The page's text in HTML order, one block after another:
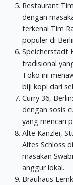
Restaurant
dengan
terkenal Tim
populer di
Speicherstadt
tradisional
Toko ini
biji kopi dari
Curry 36,
dengan sosis
yang mencari
Alte Kanzlei,
Altes Schloss
masakan
anggur lokal.
Brauhaus